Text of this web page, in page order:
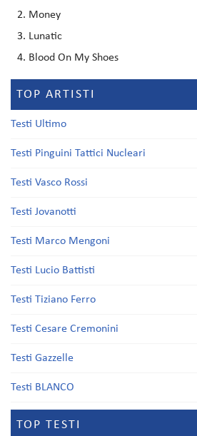
Money
Lunatic
Blood On My Shoes
TOP ARTISTI
Testi Ultimo
Testi Pinguini Tattici Nucleari
Testi Vasco Rossi
Testi Jovanotti
Testi Marco Mengoni
Testi Lucio Battisti
Testi Tiziano Ferro
Testi Cesare Cremonini
Testi Gazzelle
Testi BLANCO
TOP TESTI